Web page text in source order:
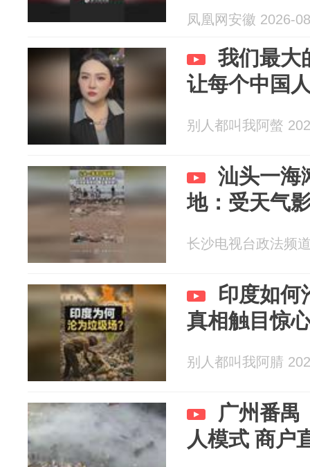
凤凰网安徽 2026-
我们最大
让每个中国
别人都叫我阿螫
汕头一海
地：受天气
长沙电视台政法频
印度如何
真相触目惊
别人都叫我阿腈
广州番禺
人模式 商户